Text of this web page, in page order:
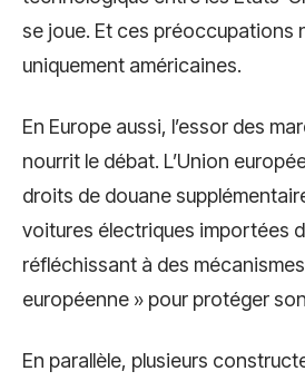
se joue. Et ces préoccupations
uniquement américaines.
En Europe aussi, l’essor des
nourrit le débat. L’Union
droits de douane
voitures électriques importées
réfléchissant à des
européenne » pour protéger
En parallèle, plusieurs